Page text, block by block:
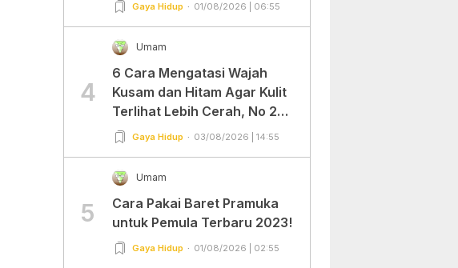
Gaya Hidup 01/08/2026 | 06:55
4
Umam
6 Cara Mengatasi Wajah
Kusam dan Hitam Agar Kulit
Terlihat Lebih Cerah, No 2
Gampang Banget dan Mudah
Gaya Hidup 03/08/2026 | 14:55
5
Umam
Cara Pakai Baret Pramuka
untuk Pemula Terbaru 2023!
Gaya Hidup 01/08/2026 | 02:55